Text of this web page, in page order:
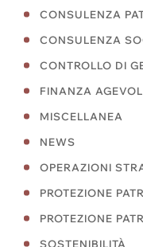
CONSULENZA
CONSULENZA
CONTROLLO DI
FINANZA
MISCELLANEA
NEWS
OPERAZIONI
PROTEZIONE
PROTEZIONE
SOSTENIBILITÀ